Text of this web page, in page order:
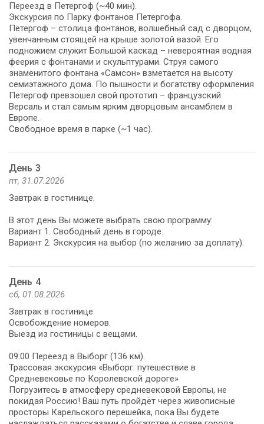
Переезд в Петергоф (~40 мин).
Экскурсия по Парку фонтанов Петергофа.
Петергоф – столица фонтанов, волшебный сад с дворцом,
увенчанным стоящей на крыше золотой вазой. Его
подножием служит Большой каскад – невероятная водная
феерия с фонтанами и скульптурами. Струя самого
знаменитого фонтана «Самсон» взметается на высоту
семиэтажного дома. По пышности и богатству оформления
Петергоф превзошел свой прототип – французский
Версаль и стал самым ярким дворцовым ансамблем в
Европе.
Свободное время в парке (~1 час).
День 3
пт, 31.07.2026
Завтрак в гостинице.
В этот день Вы можете выбрать свою программу:
Вариант 1. Свободный день в городе.
Вариант 2. Экскурсия на выбор (по желанию за доплату).
День 4
сб, 01.08.2026
Завтрак в гостинице
Освобождение номеров.
Выезд из гостиницы с вещами.
09:00 Переезд в Выборг (136 км).
Трассовая экскурсия «Выборг: путешествие в
Средневековье по Королевской дороге»
Погрузитесь в атмосферу средневековой Европы, не
покидая Россию! Ваш путь пройдёт через живописные
просторы Карельского перешейка, пока Вы будете